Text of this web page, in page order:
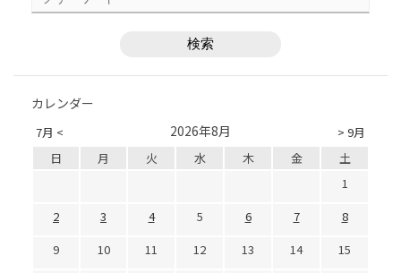
カレンダー
7月 < > 9月
2026年8月
日 月 火 水 木 金
土
1
2
3 4 5 6 7
8
9
10 11 12 13 14
15